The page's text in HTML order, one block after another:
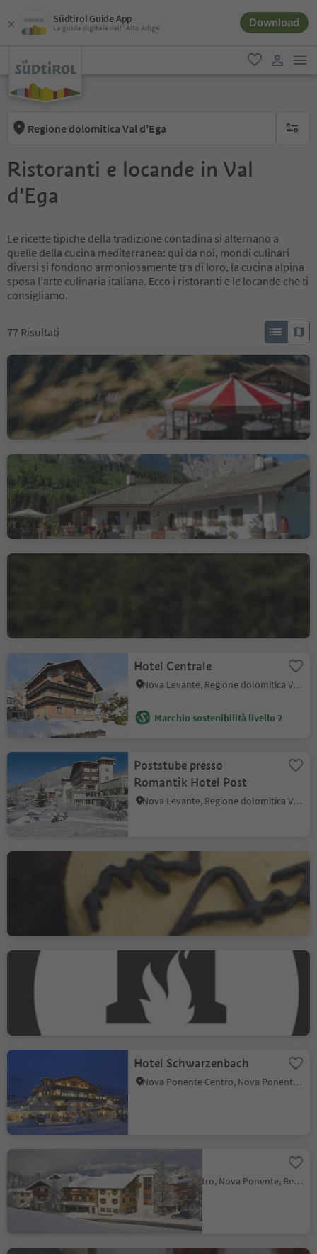
Südtirol Guide App
La guida digitale dell´Alto Adige Download
favoriti
Regione dolomitica Val d'Ega
Ristoranti e locande in Val
d'Ega
Le ricette tipiche della tradizione contadina si alternano a
quelle della cucina mediterranea: qui da noi, mondi culinari
diversi si fondono armoniosamente tra di loro, la cucina alpina
sposa l'arte culinaria italiana. Ecco i ristoranti e le locande che ti
consigliamo.
77 Risultati
Malga Ganischger – The
Mountain Party
Obereggen, Nova Ponente, Regione dolomitica Val d'Ega
Hennenstall
Carezza, Nova Levante, Regione dolomitica Val d'Ega
Hotel Centrale
Nova Levante, Regione dolomitica Val d'Ega
Marchio sostenibilità livello 2
Poststube presso
Romantik Hotel Post
Nova Levante, Regione dolomitica Val d'Ega
Ristorante Gourmet Astra
Collepietra, Cornedo all'Isarco, Regione dolomitica Val d'Ega
Marions Grillstube
Nova Levante, Regione dolomitica Val d'Ega
Hotel Schwarzenbach
Nova Ponente Centro, Nova Ponente, Regione dolomitica Val d'Ega
Hotel Peter
Monte San Pietro, Nova Ponente, Regione dolomitica Val d'Ega